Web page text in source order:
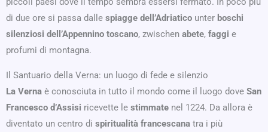
di due ore si passa dalle spiagge dell’Adriatico unter boschi
silenziosi dell’Appennino toscano, zwischen abete, faggi e
profumi di montagna.
Il Santuario della Verna: un luogo di fede e silenzio
La Verna è conosciuta in tutto il mondo come il luogo dove San
Francesco d’Assisi ricevette le stimmate nel 1224. Da allora è
diventato un centro di spiritualità francescana tra i più